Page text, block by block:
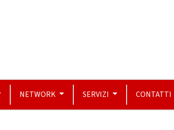
NETWORK SERVIZI CONTATTI